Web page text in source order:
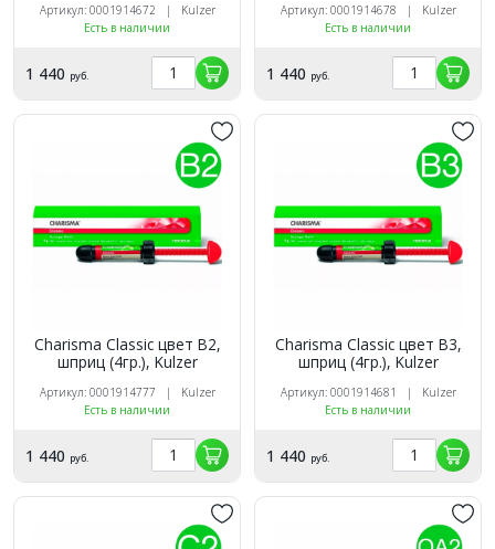
Артикул: 0001914672 | Kulzer
Есть в наличии
1 440 руб.
Артикул: 0001914678 | Kulzer
Есть в наличии
1 440 руб.
Charisma Classic цвет B2,
шприц (4гр.), Kulzer
Артикул: 0001914777 | Kulzer
Есть в наличии
1 440 руб.
Charisma Classic цвет B3,
шприц (4гр.), Kulzer
Артикул: 0001914681 | Kulzer
Есть в наличии
1 440 руб.